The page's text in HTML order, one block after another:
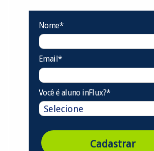
Nome*
Email*
Você é aluno inFlux?*
Cadastrar